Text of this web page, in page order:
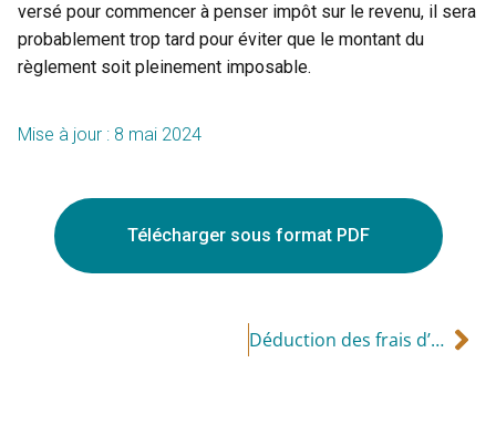
versé pour commencer à penser impôt sur le revenu, il sera
probablement trop tard pour éviter que le montant du
règlement soit pleinement imposable.
Mise à jour : 8 mai 2024
Télécharger sous format PDF
Déduction des frais d’intérêts